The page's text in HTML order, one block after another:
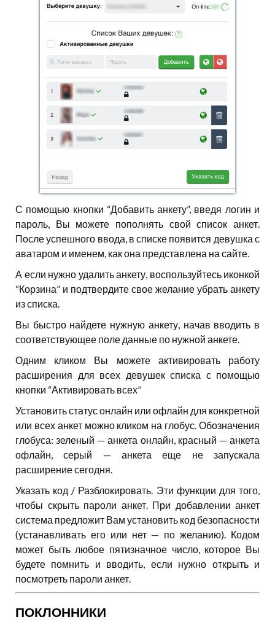
С помощью кнопки “Добавить анкету”, введя логин и
пароль, Вы можете пополнять свой список анкет.
После успешного ввода, в списке появится девушка с
аватаром и именем, как она представлена на сайте.
А если нужно удалить анкету, воспользуйтесь иконкой
“Корзина” и подтвердите свое желание убрать анкету
из списка.
Вы быстро найдете нужную анкету, начав вводить в
соответствующее поле данные по нужной анкете.
Одним кликом Вы можете активировать работу
расширения для всех девушек списка с помощью
кнопки “Активировать всех”
Установить статус онлайн или офлайн для конкретной
или всех анкет можно кликом на глобус. Обозначения
глобуса: зеленый — анкета онлайн, красный — анкета
офлайн, серый — анкета еще не запускала
расширение сегодня.
Указать код / Разблокировать. Эти функции для того,
чтобы скрыть пароли анкет. При добавлении анкет
система предложит Вам установить код безопасности
(устанавливать его или нет — по желанию). Кодом
может быть любое пятизначное число, которое Вы
будете помнить и вводить, если нужно открыть и
посмотреть пароли анкет.
ПОКЛОННИКИ